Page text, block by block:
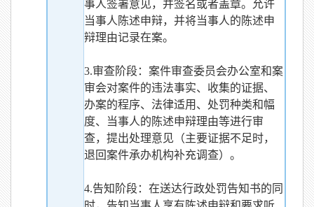
事人签署意见，并签名或者盖章。允许
当事人陈述申辩，并将当事人的陈述申
辩理由记录在案。
3.审查阶段：案件审查委员会办公室和案
审会对案件的违法事实、收集的证据、
办案的程序、法律适用、处罚种类和幅
度、当事人的陈述申辩理由等进行审
查，提出处理意见（主要证据不足时，
退回案件承办机构补充调查）。
4.告知阶段：在送达行政处罚告知书的同